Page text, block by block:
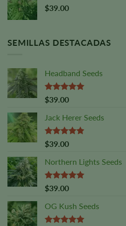
$39.00
SEMILLAS DESTACADAS
Headband Seeds
Valorado
con
sobre 5
$39.00
Jack Herer Seeds
Valoración:
4,88
5
$39.00
Northern Lights Seeds
Valorado
con
sobre 5
$39.00
OG Kush Seeds